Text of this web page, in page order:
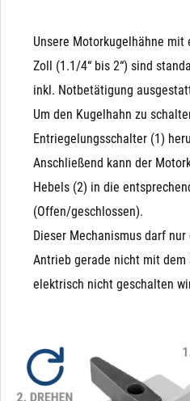
Unsere Motorkugelhähne mit
Zoll (1.1/4“ bis 2“) sind
inkl. Notbetätigung
Um den Kugelhahn zu
Entriegelungsschalter (1)
Anschließend kann der
Hebels (2) in die
(Offen/geschlossen).
Dieser Mechanismus darf
Antrieb gerade nicht mit dem
elektrisch nicht geschalten